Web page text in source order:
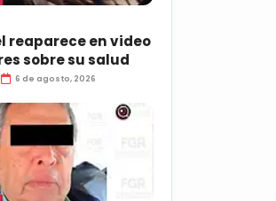
reaparece en video
sobre su salud
6 de agosto, 2026